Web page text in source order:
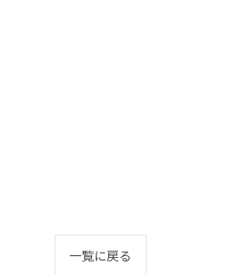
一覧に戻る